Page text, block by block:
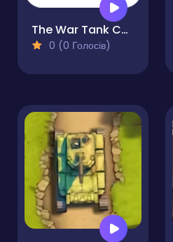
The War Tank Chase
0 (0 Голосів)